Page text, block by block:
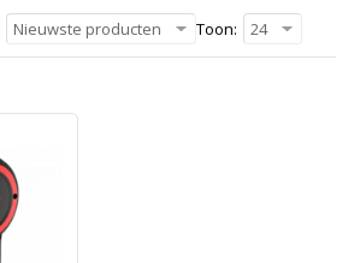
Nieuwste producten Toon: 24